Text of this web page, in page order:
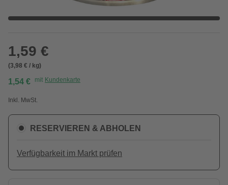
1,59 €
(3,98 € / kg)
1,54 € mit Kundenkarte
Inkl. MwSt.
RESERVIEREN & ABHOLEN
Verfügbarkeit im Markt prüfen